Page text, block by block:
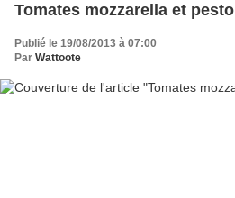
Tomates mozzarella et pesto
Publié le 19/08/2013 à 07:00
Par Wattoote